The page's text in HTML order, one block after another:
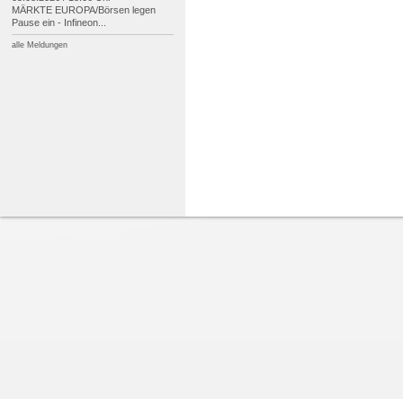
MÄRKTE EUROPA/Börsen legen
Pause ein - Infineon...
alle Meldungen